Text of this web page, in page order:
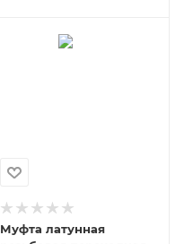
Муфта латунная